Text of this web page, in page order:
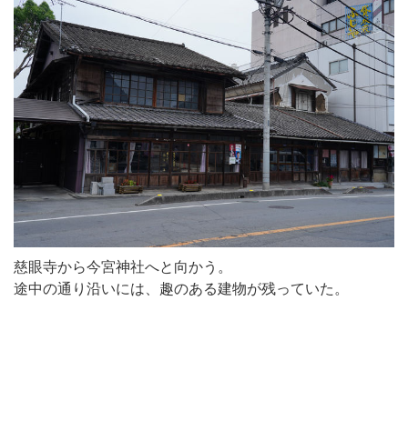
慈眼寺から今宮神社へと向かう。
途中の通り沿いには、趣のある建物が残っていた。